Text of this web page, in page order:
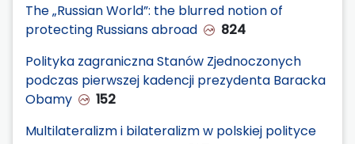
The „Russian World”: the blurred notion of
protecting Russians abroad
824
Polityka zagraniczna Stanów Zjednoczonych
podczas pierwszej kadencji prezydenta Baracka
Obamy
152
Multilateralizm i bilateralizm w polskiej polityce